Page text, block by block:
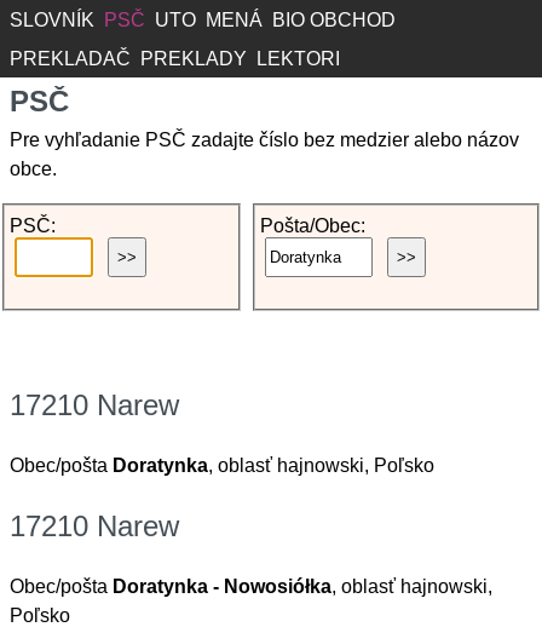
SLOVNÍK PSČ UTO MENÁ
BIO OBCHOD
PREKLADAČ
PREKLADY LEKTORI
PSČ
Pre vyhľadanie PSČ zadajte číslo bez medzier alebo názov
obce.
PSČ: Pošta/Obec:
17210 Narew
Obec/pošta Doratynka, oblasť hajnowski, Poľsko
17210 Narew
Obec/pošta Doratynka - Nowosiółka, oblasť hajnowski,
Poľsko